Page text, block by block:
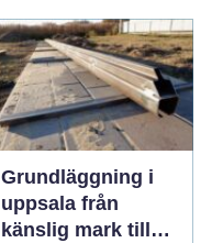
Grundläggning i
uppsala från
känslig mark till